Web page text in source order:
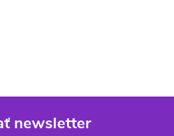
newsletter